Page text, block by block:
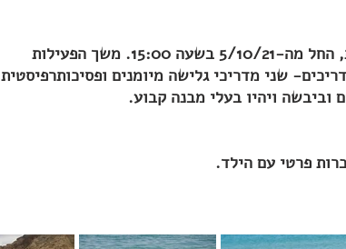
הקבוצות ייערכו בחוף הצוק הצפוני, אחת לשבוע במשך 12 שבועות, החל מה-5/10/21 בשעה 15:00. משך הפעילות
שני מדריכי גלישה מיומנים ופסיכותרפיסטית
וביבשה ויהיו בעלי מבנה קבוע.
פרטי עם הילד.